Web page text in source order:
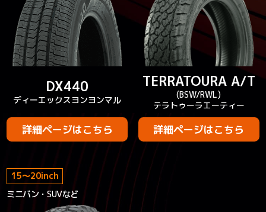
DX440
ディーエックスヨンヨンマル
詳細ページはこちら
TERRATOURA A/T
(BSW/RWL)
テラトゥーラエーティー
詳細ページはこちら
15～20inch
ミニバン・SUVなど